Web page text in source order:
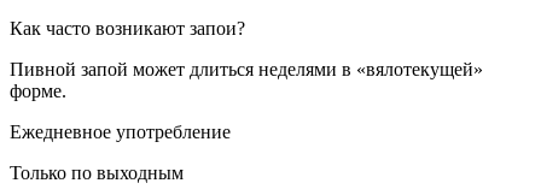
Как часто возникают запои?
Пивной запой может длиться неделями в «вялотекущей»
форме.
Ежедневное употребление
Только по выходным